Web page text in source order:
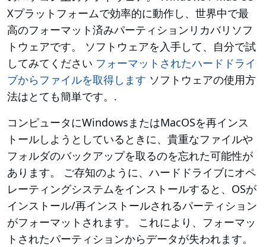
Xプラットフォームで効率的に動作し、世界中で最
高のフォーマット済みパーティションリカバリソフ
トウェアです。 ソフトウェアを入手して、自分で試
してみてください フォーマットされたハードドライ
ブからファイルを取得します ソフトウェアの使用方
法はとても簡単です。.
コンピュータにWindowsまたはMacOSを再インス
トールしようとしているときに、貴重なファイルや
フォルダのバックアップを取るのを忘れた可能性が
あります。 ご存知のように、ハードドライブにオペ
レーティングシステムをインストールすると、OSが
インストール/再インストールされるパーティション
がフォーマットされます。 これにより、フォーマッ
トされたパーティションからデータが失われます。